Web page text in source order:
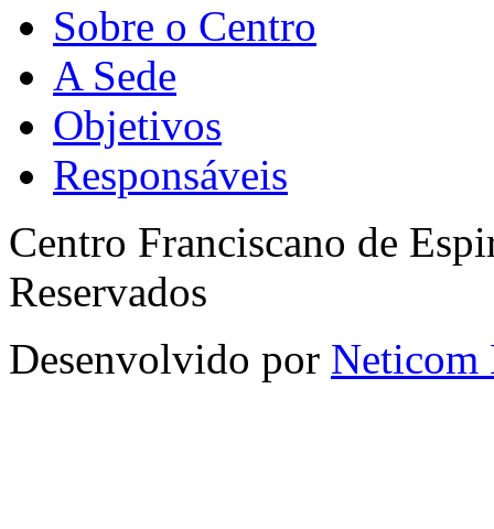
Sobre o Centro
A Sede
Objetivos
Responsáveis
Centro Franciscano de
Reservados
Desenvolvido por Neticom